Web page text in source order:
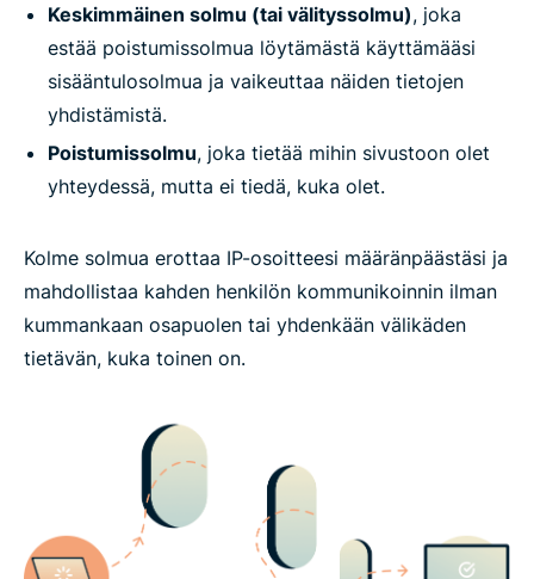
Keskimmäinen solmu (tai välityssolmu), joka
estää poistumissolmua löytämästä käyttämääsi
sisääntulosolmua ja vaikeuttaa näiden tietojen
yhdistämistä.
Poistumissolmu, joka tietää mihin sivustoon olet
yhteydessä, mutta ei tiedä, kuka olet.
Kolme solmua erottaa IP-osoitteesi määränpäästäsi ja
mahdollistaa kahden henkilön kommunikoinnin ilman
kummankaan osapuolen tai yhdenkään välikäden
tietävän, kuka toinen on.